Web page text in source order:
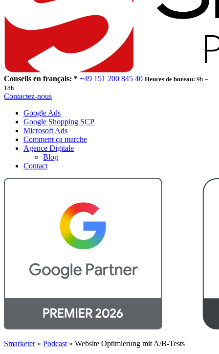
Conseils en français: * +49 151 200 845 40 Heures de bureau: 9h –
18h
Contactez-nous
Google Ads
Google Shopping SCP
Microsoft Ads
Comment ça marche
Agence Digitale
Blog
Contact
Smarketer» Podcast » Website Optimierung mit A/B-Tests